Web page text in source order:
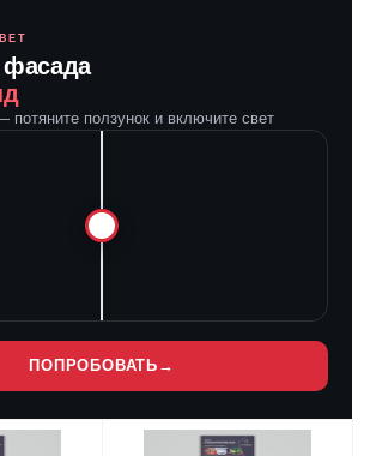
фасада
потяните ползунок и включите свет
ПОПРОБОВАТЬ →